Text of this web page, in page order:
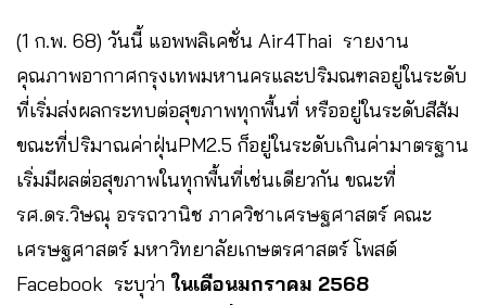
(1 ก.พ. 68) วันนี้ แอพพลิเคชั่น Air4Thai รายงาน
คุณภาพอากาศกรุงเทพมหานครและปริมณฑลอยู่ในระดับ
ที่เริ่มส่งผลกระทบต่อสุขภาพทุกพื้นที่ หรืออยู่ในระดับสีส้ม
ขณะที่ปริมาณค่าฝุ่นPM2.5 ก็อยู่ในระดับเกินค่ามาตรฐาน
เริ่มมีผลต่อสุขภาพในทุกพื้นที่เช่นเดียวกัน ขณะที่
รศ.ดร.วิษณุ อรรถวานิช ภาควิชาเศรษฐศาสตร์ คณะ
เศรษฐศาสตร์ มหาวิทยาลัยเกษตรศาสตร์ โพสต์
Facebook ระบุว่าในเดือนมกราคม 2568